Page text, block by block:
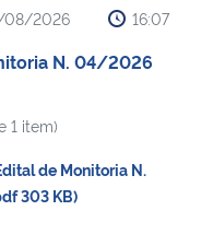
Comunicações
08/2026 16:07
N. 04/2026
1 item)
de Monitoria N.
303 KB)